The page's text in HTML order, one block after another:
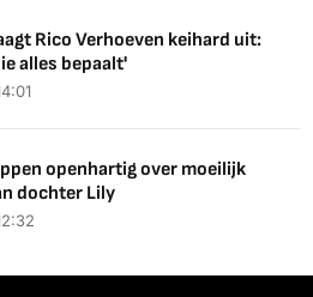
Rico Verhoeven keihard uit:
alles bepaalt'
openhartig over moeilijk
dochter Lily